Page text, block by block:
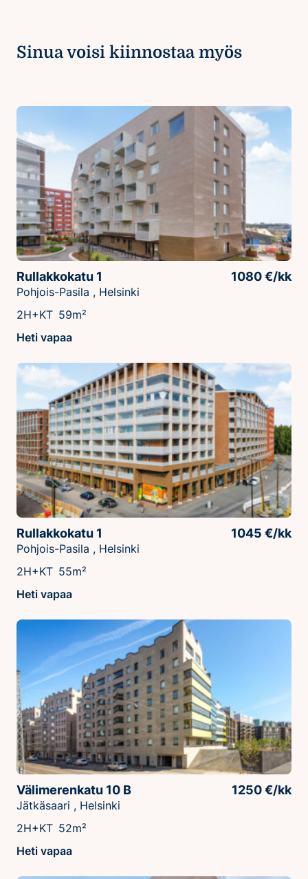
Sinua voisi kiinnostaa myös
Rullakkokatu 1 1080 €/kk
Pohjois-Pasila , Helsinki
2H+KT 59m²
Heti vapaa
Rullakkokatu 1 1045 €/kk
Pohjois-Pasila , Helsinki
2H+KT 55m²
Heti vapaa
Välimerenkatu 10 B 1250 €/kk
Jätkäsaari , Helsinki
2H+KT 52m²
Heti vapaa